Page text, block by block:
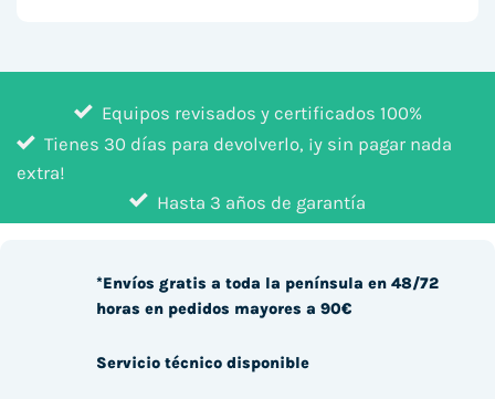
Equipos revisados y certificados 100%
Tienes 30 días para devolverlo, ¡y sin pagar nada
extra!
Hasta 3 años de garantía
*Envíos gratis a toda la península en 48/72
horas en pedidos mayores a 90€
Servicio técnico disponible